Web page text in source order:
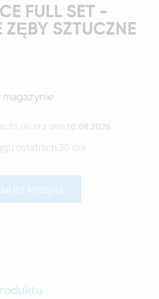
FULL SET -
SZTUCZNE
33,00 zł z dnia 10.08.2026
ostatnich 30 dni
do koszyka